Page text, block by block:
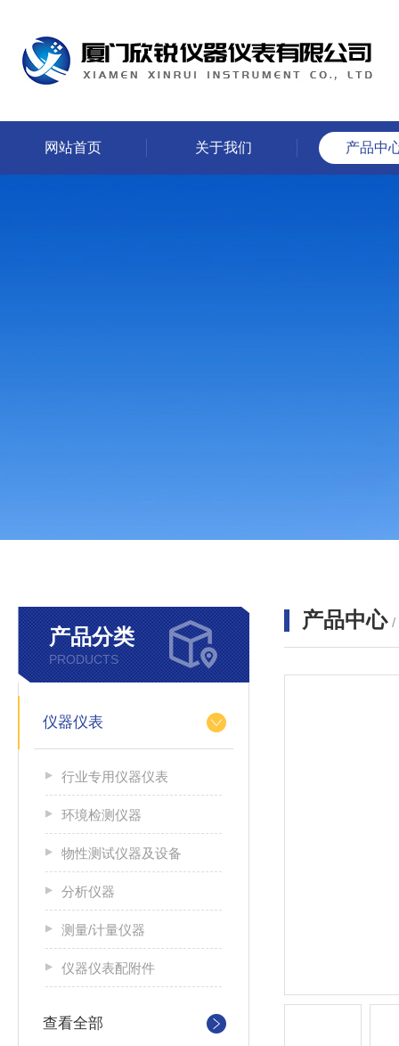
网站首页 关于我们 产品中
产品分类
PRODUCTS
仪器仪表
行业专用仪器仪表
环境检测仪器
物性测试仪器及设备
分析仪器
测量/计量仪器
仪器仪表配附件
查看全部
产品中心 /